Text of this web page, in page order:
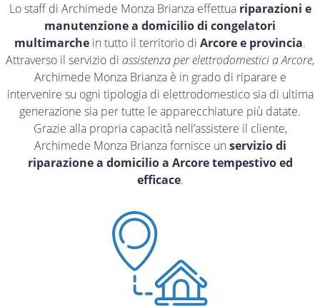
Lo staff di Archimede Monza Brianza effettua riparazioni e
manutenzione a domicilio di congelatori
multimarche in tutto il territorio di Arcore e provincia.
Attraverso il servizio di assistenza per elettrodomestici a Arcore,
Archimede Monza Brianza è in grado di riparare e
intervenire su ogni tipologia di elettrodomestico sia di ultima
generazione sia per tutte le apparecchiature più datate.
Grazie alla propria capacità nell’assistere il cliente,
Archimede Monza Brianza fornisce un servizio di
riparazione a domicilio a Arcore tempestivo ed
efficace.